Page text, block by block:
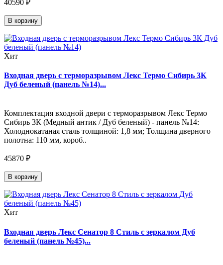
40590 ₽
В корзину
Хит
Входная дверь с терморазрывом Лекс Термо Сибирь 3К
Дуб беленый (панель №14)...
Комплектация входной двери с терморазрывом Лекс Термо
Сибирь 3К (Медный антик / Дуб беленый) - панель №14:
Холоднокатаная сталь толщиной: 1,8 мм; Толщина дверного
полотна: 110 мм, короб..
45870 ₽
В корзину
Хит
Входная дверь Лекс Сенатор 8 Стиль с зеркалом Дуб
беленый (панель №45)...